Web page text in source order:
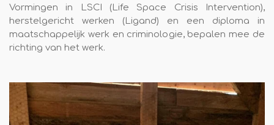
Vormingen in LSCI (Life Space Crisis Intervention),
herstelgericht werken (Ligand) en een diploma in
maatschappelijk werk en criminologie, bepalen mee de
richting van het werk.